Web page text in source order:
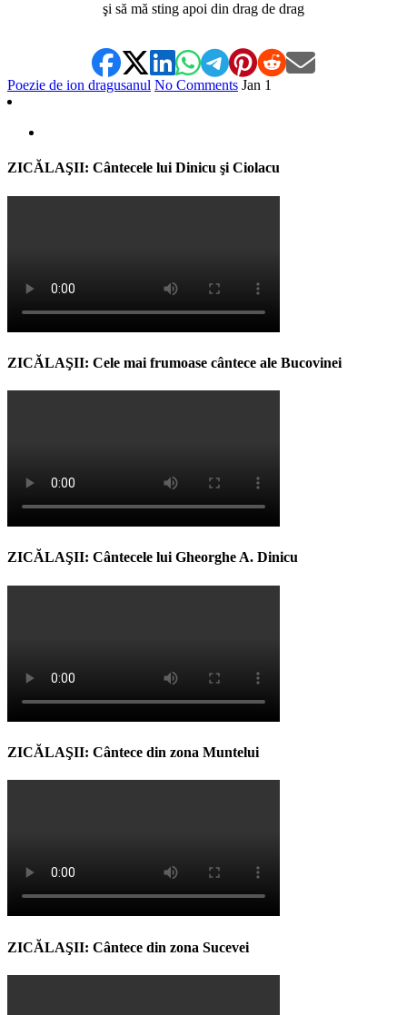
şi să mă sting apoi din drag de drag
Poezie de ion dragusanul No Comments Jan 1
ZICĂLAŞII: Cântecele lui Dinicu şi Ciolacu
ZICĂLAŞII: Cele mai frumoase cântece ale Bucovinei
ZICĂLAŞII: Cântecele lui Gheorghe A. Dinicu
ZICĂLAŞII: Cântece din zona Muntelui
ZICĂLAŞII: Cântece din zona Sucevei